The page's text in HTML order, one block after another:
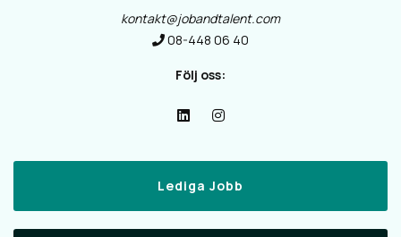
kontakt@jobandtalent.com
08-448 06 40
Följ oss:
Lediga Jobb